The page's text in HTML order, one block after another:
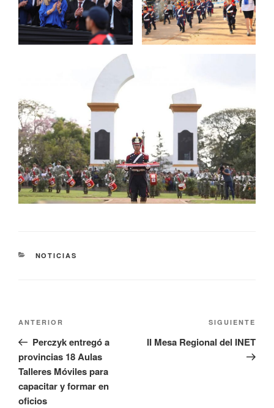
NOTICIAS
ANTERIOR
Perczyk entregó a
provincias 18 Aulas
Talleres Móviles para
capacitar y formar en
oficios
SIGUIENTE
II Mesa Regional del INET